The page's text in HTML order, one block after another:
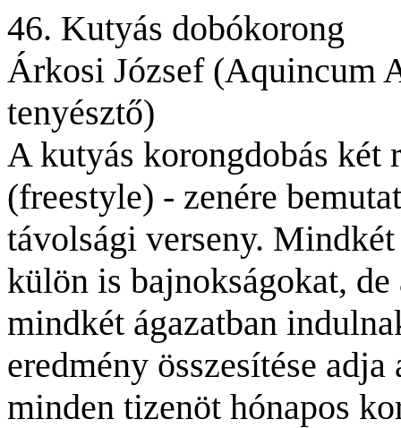
46. Kutyás dobókorong
Árkosi József (Aquincum
tenyésztő)
A kutyás korongdobás két
(freestyle) - zenére
távolsági verseny.
külön is bajnokságokat,
mindkét ágazatban
eredmény összesítése
minden tizenöt hónapos